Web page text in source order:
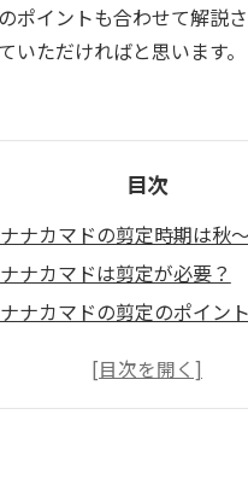
ポイントも合わせて解説
いただければと思います。
目次
ナナカマドの剪定時期は秋
ナナカマドは剪定が必要？
ナナカマドの剪定のポイント
ナナカマドの剪定は塩崎造園